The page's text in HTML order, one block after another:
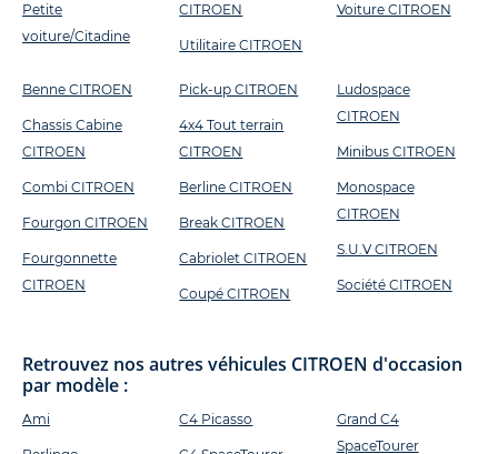
Petite
voiture/Citadine
CITROEN
Utilitaire CITROEN
Voiture CITROEN
Benne CITROEN
Chassis Cabine
CITROEN
Combi CITROEN
Fourgon CITROEN
Fourgonnette
CITROEN
Pick-up CITROEN
4x4 Tout terrain
CITROEN
Berline CITROEN
Break CITROEN
Cabriolet CITROEN
Coupé CITROEN
Ludospace
CITROEN
Minibus CITROEN
Monospace
CITROEN
S.U.V CITROEN
Société CITROEN
Retrouvez nos autres véhicules CITROEN d'occasion
par modèle :
Ami C4 Picasso
Grand C4
SpaceTourer